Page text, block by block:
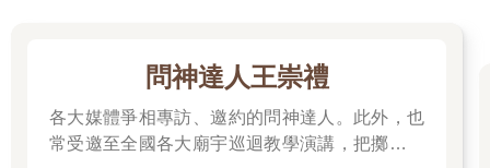
法，這個方法，就是「明白自己心性的方法」。
我們給這些方法，取名：
「大手印」。（白教）
「大圓滿」。（紅教）
「大威德」。（黃教）
問神達人王崇禮
各大媒體爭相專訪、邀約的問神達人。此外，也
常受邀至全國各大廟宇巡迴教學演講，把擲筊、